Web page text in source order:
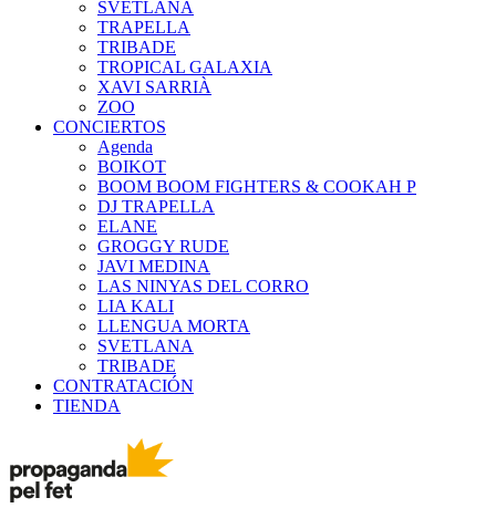
SVETLANA
TRAPELLA
TRIBADE
TROPICAL GALAXIA
XAVI SARRIÀ
ZOO
CONCIERTOS
Agenda
BOIKOT
BOOM BOOM FIGHTERS & COOKAH P
DJ TRAPELLA
ELANE
GROGGY RUDE
JAVI MEDINA
LAS NINYAS DEL CORRO
LIA KALI
LLENGUA MORTA
SVETLANA
TRIBADE
CONTRATACIÓN
TIENDA